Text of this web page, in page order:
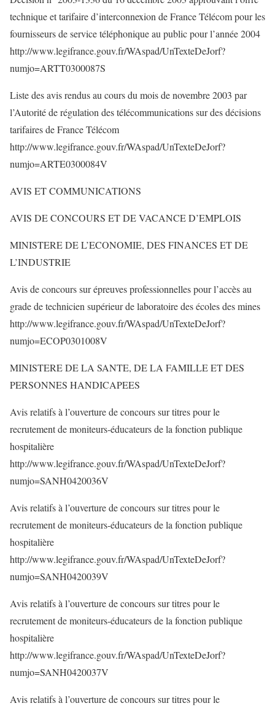
technique et tarifaire d’interconnexion de France Télécom pour les
fournisseurs de service téléphonique au public pour l’année 2004
http://www.legifrance.gouv.fr/WAspad/UnTexteDeJorf?
numjo=ARTT0300087S
Liste des avis rendus au cours du mois de novembre 2003 par
l’Autorité de régulation des télécommunications sur des décisions
tarifaires de France Télécom
http://www.legifrance.gouv.fr/WAspad/UnTexteDeJorf?
numjo=ARTE0300084V
AVIS ET COMMUNICATIONS
AVIS DE CONCOURS ET DE VACANCE D’EMPLOIS
MINISTERE DE L’ECONOMIE, DES FINANCES ET DE
L’INDUSTRIE
Avis de concours sur épreuves professionnelles pour l’accès au
grade de technicien supérieur de laboratoire des écoles des mines
http://www.legifrance.gouv.fr/WAspad/UnTexteDeJorf?
numjo=ECOP0301008V
MINISTERE DE LA SANTE, DE LA FAMILLE ET DES
PERSONNES HANDICAPEES
Avis relatifs à l’ouverture de concours sur titres pour le
recrutement de moniteurs-éducateurs de la fonction publique
hospitalière
http://www.legifrance.gouv.fr/WAspad/UnTexteDeJorf?
numjo=SANH0420036V
Avis relatifs à l’ouverture de concours sur titres pour le
recrutement de moniteurs-éducateurs de la fonction publique
hospitalière
http://www.legifrance.gouv.fr/WAspad/UnTexteDeJorf?
numjo=SANH0420039V
Avis relatifs à l’ouverture de concours sur titres pour le
recrutement de moniteurs-éducateurs de la fonction publique
hospitalière
http://www.legifrance.gouv.fr/WAspad/UnTexteDeJorf?
numjo=SANH0420037V
Avis relatifs à l’ouverture de concours sur titres pour le